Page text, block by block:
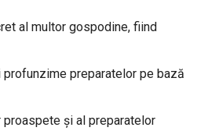
al multor gospodine, fiind
preparatelor pe bază
și al preparatelor